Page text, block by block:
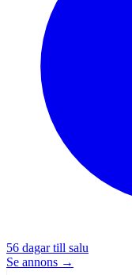
56 dagar till salu
Se annons →